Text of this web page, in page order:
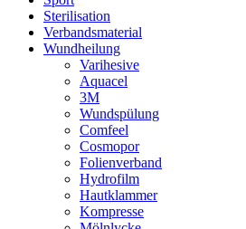
Sterilisation
Verbandsmaterial
Wundheilung
Varihesive
Aquacel
3M
Wundspülung
Comfeel
Cosmopor
Folienverband
Hydrofilm
Hautklammer
Kompresse